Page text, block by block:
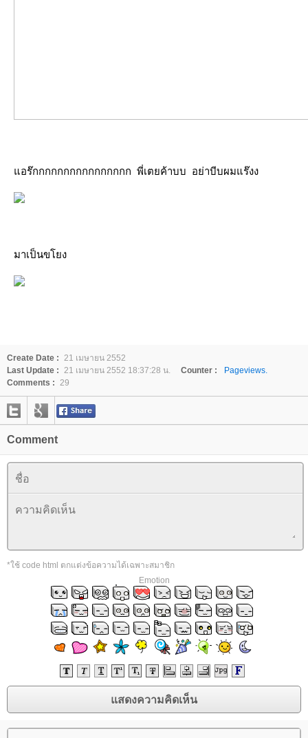
แอร๊กกกกกกกกกกกกกกกก พี่เตยค้าบบ อย่าบีบผมแร๊งง
มาเป็นขโยง
Create Date : 21 เมษายน 2552
Last Update : 21 เมษายน 2552 18:37:28 น. Counter :
Pageviews.
Comments : 29
Comment
*ใช้ code html ตกแต่งข้อความได้เฉพาะสมาชิก
Emotion